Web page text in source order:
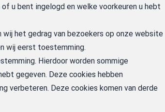
u bent ingelogd en welke voorkeuren u hebt
wij het gedrag van bezoekers op onze website
wij eerst toestemming.
Hierdoor worden sommige
gegeven. Deze cookies hebben
verbeteren. Deze cookies komen van derde